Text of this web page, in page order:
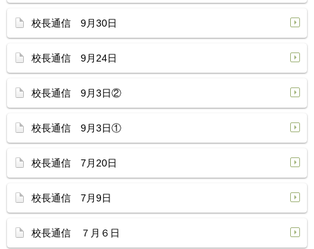
校長通信 9月30日
校長通信 9月24日
校長通信 9月3日②
校長通信 9月3日①
校長通信 7月20日
校長通信 7月9日
校長通信 ７月６日